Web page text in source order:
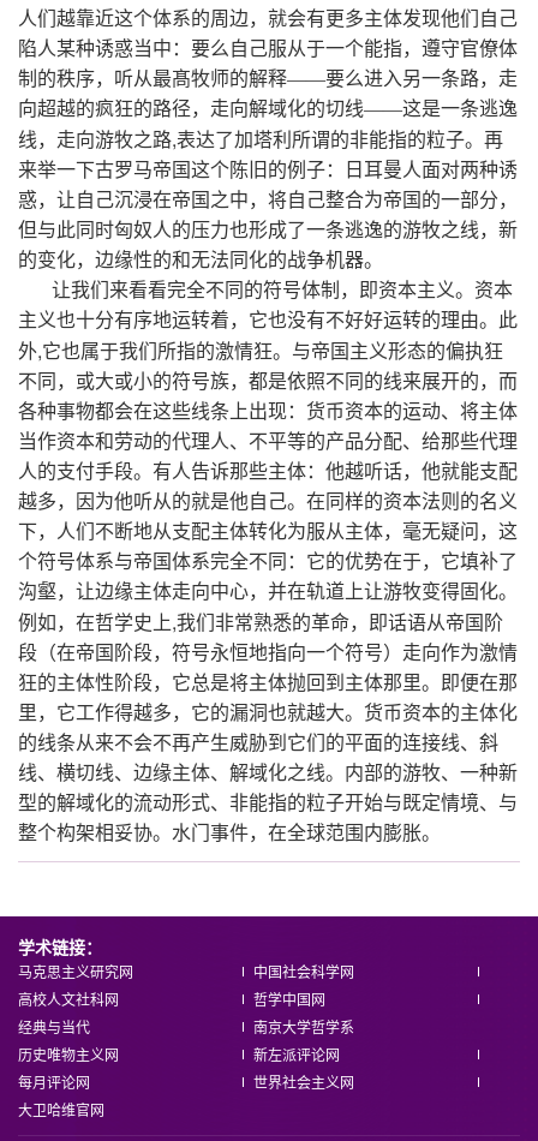
人们越靠近这个体系的周边，就会有更多主体发现他们自己
陷人某种诱惑当中：要么自己服从于一个能指，遵守官僚体
制的秩序，听从最髙牧师的解释——要么进入另一条路，走
向超越的疯狂的路径，走向解域化的切线——这是一条逃逸
线，走向游牧之路,表达了加塔利所谓的非能指的粒子。再
来举一下古罗马帝国这个陈旧的例子：日耳曼人面对两种诱
惑，让自己沉浸在帝国之中，将自己整合为帝国的一部分，
但与此同时匈奴人的压力也形成了一条逃逸的游牧之线，新
的变化，边缘性的和无法同化的战争机器。
让我们来看看完全不同的符号体制，即资本主义。资本
主义也十分有序地运转着，它也没有不好好运转的理由。此
外,它也属于我们所指的激情狂。与帝国主义形态的偏执狂
不同，或大或小的符号族，都是依照不同的线来展开的，而
各种事物都会在这些线条上出现：货币资本的运动、将主体
当作资本和劳动的代理人、不平等的产品分配、给那些代理
人的支付手段。有人告诉那些主体：他越听话，他就能支配
越多，因为他听从的就是他自己。在同样的资本法则的名义
下，人们不断地从支配主体转化为服从主体，毫无疑问，这
个符号体系与帝国体系完全不同：它的优势在于，它填补了
沟壑，让边缘主体走向中心，并在轨道上让游牧变得固化。
例如，在哲学史上,我们非常熟悉的革命，即话语从帝国阶
段（在帝国阶段，符号永恒地指向一个符号）走向作为激情
狂的主体性阶段，它总是将主体抛回到主体那里。即便在那
里，它工作得越多，它的漏洞也就越大。货币资本的主体化
的线条从来不会不再产生威胁到它们的平面的连接线、斜
线、横切线、边缘主体、解域化之线。内部的游牧、一种新
型的解域化的流动形式、非能指的粒子开始与既定情境、与
整个构架相妥协。水门事件，在全球范围内膨胀。
学术链接：
马克思主义研究网
中国社会科学网
高校人文社科网
哲学中国网
经典与当代
南京大学哲学系
历史唯物主义网
新左派评论网
每月评论网
世界社会主义网
大卫哈维官网